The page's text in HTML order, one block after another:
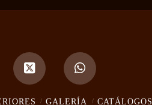
GALERÍA CATÁLOGOS